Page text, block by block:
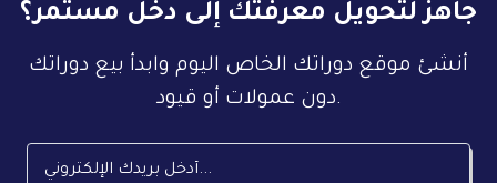
جاهز لتحويل معرفتك إلى دخل مستمر؟
أنشئ موقع دوراتك الخاص اليوم وابدأ بيع دوراتك
دون عمولات أو قيود.